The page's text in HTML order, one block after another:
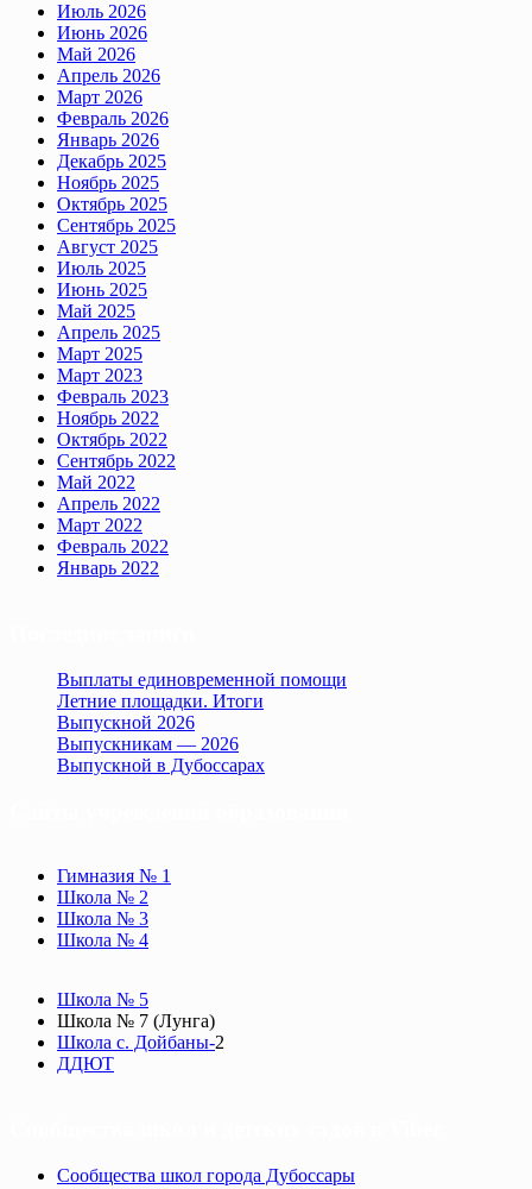
Июль 2026
Июнь 2026
Май 2026
Апрель 2026
Март 2026
Февраль 2026
Январь 2026
Декабрь 2025
Ноябрь 2025
Октябрь 2025
Сентябрь 2025
Август 2025
Июль 2025
Июнь 2025
Май 2025
Апрель 2025
Март 2025
Март 2023
Февраль 2023
Ноябрь 2022
Октябрь 2022
Сентябрь 2022
Май 2022
Апрель 2022
Март 2022
Февраль 2022
Январь 2022
Выплаты единовременной помощи
Летние площадки. Итоги
Выпускной 2026
Выпускникам — 2026
Выпускной в Дубоссарах
Гимназия № 1
Школа № 2
Школа № 3
Школа № 4
Школа № 5
Школа № 7 (Лунга)
Школа с. Дойбаны-2
ДДЮТ
Сообщества школ города Дубоссары